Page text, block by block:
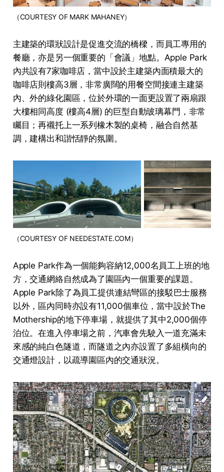
（COURTESY OF MARK MAHANEY）
主建築的環狀設計是促進交流的橋樑，而員工專用的
餐廳，亦是另一個重要的「會議」地點。Apple Park
內共設有7家咖啡店，當中設於主建築內面積最大的
咖啡店則樓高3層，非常廣闊的用餐空間接連主建築
內、外的綠化園區，位於外環的一面更設置了兩扇跟
大樓相同高度 (樓高4層) 的巨型自動玻璃幕門，非常
矚目；再襯托上一系列橡木製的桌椅，融合自然基
調，建構出和諧恬靜的氛圍。
（COURTESY OF NEEDESTATE.COM）
Apple Park作為一個能夠容納12,000名員工上班的地
方，交通網絡自然成為了園區內一個重要的課題。
Apple Park除了為員工提供連結彎區的接駁巴士服務
以外，區內同時亦設有11,000個車位，當中設於The
Mothership的地下停車場，就提供了其中2,000個停
泊位。在進入停車場之前，汽車會先駛入一道充滿未
來感的純白色隧道，而隧道之內亦設置了多組橫向的
交通燈設計，以疏導園區內的交通狀況。